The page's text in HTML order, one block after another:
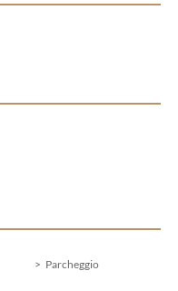
Parcheggio